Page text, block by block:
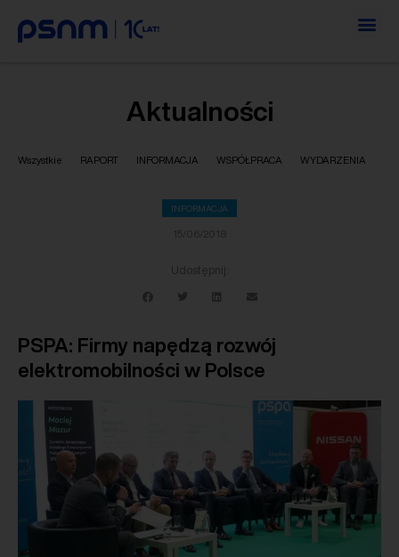
Aktualności
Wszystkie RAPORT INFORMACJA WSPÓŁPRACA WYDARZENIA
INFORMACJA
15/06/2018
Udostępnij:
PSPA: Firmy napędzą rozwój
elektromobilności w Polsce